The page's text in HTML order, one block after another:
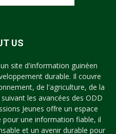
US
site d'information guinéen
durable. Il couvre
de l'agriculture, de la
les avancées des ODD
Jeunes offre un espace
pour une information fiable, il
et un avenir durable pour